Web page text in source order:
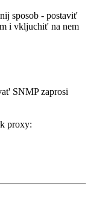
sposob - postavit'
i vkljuchit' na nem
SNMP zaprosi
proxy: